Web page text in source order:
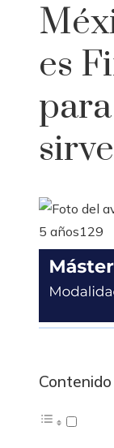
es
5 años129